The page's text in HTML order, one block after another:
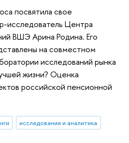
посвятила свое
исследователь Центра
ВШЭ Арина Родина. Его
на совместном
исследований рынка
жизни? Оценка
российской пенсионной
исследования и аналитика